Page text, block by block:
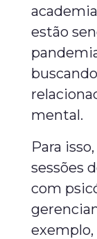
estão
mental.
Para
sessões
com